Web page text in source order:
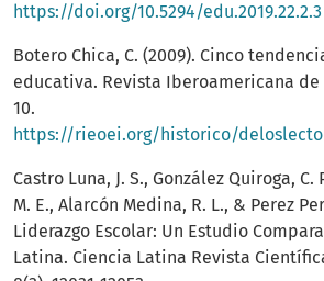
https://doi.org/10.5294/edu.2019.22.2.3
Botero Chica, C. (2009). Cinco
educativa. Revista Iberoamericana de
10.
https://rieoei.org/historico/
Castro Luna, J. S., González Quiroga, C.
M. E., Alarcón Medina, R. L., & Perez
Liderazgo Escolar: Un Estudio
Latina. Ciencia Latina Revista